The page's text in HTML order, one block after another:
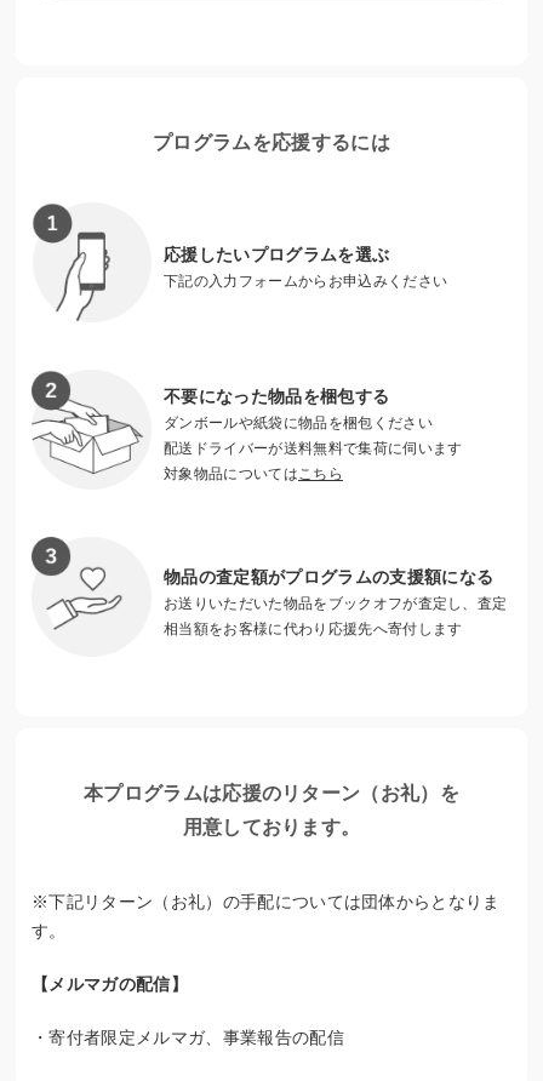
生活を支える「現金給付」と「食糧支援」
めに現金給付や食糧支援を実施します。
現金給付の目的は、生活費、家賃、学費など。ライフライン
の滞納の解消・引越し・医療費など一度に大きな出費がある
場合は8万円を給付します。
生活改善に向けてやりとりを行ないます。本人の望む状態を
聞きながら、福祉制度の利用や地域でサポートしてくれる団
プログラムを応援するには
応援したいプログラムを選ぶ
下記の入力フォームからお申込みください
不要になった物品を梱包する
ダンボールや紙袋に物品を梱包ください
配送ドライバーが送料無料で集荷に伺います
対象物品については こちら
物品の査定額がプログラムの支援額になる
お送りいただいた物品をブックオフが査定し、査定
相当額をお客様に代わり応援先へ寄付します
本プログラムは応援のリターン（お礼）を
用意しております。
※下記リターン（お礼）の手配については団体からとなりま
す。
【メルマガの配信】
・寄付者限定メルマガ、事業報告の配信